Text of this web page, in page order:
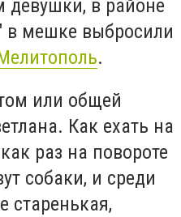
девушки, в районе
в мешке выбросили
.
или общей
Как ехать на
раз на повороте
собаки, и среди
старенькая,